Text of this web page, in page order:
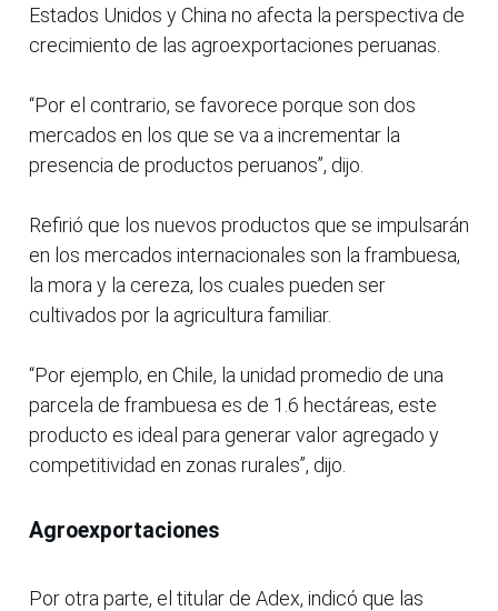
Estados Unidos y China no afecta la perspectiva de
crecimiento de las agroexportaciones peruanas.
“Por el contrario, se favorece porque son dos
mercados en los que se va a incrementar la
presencia de productos peruanos”, dijo.
Refirió que los nuevos productos que se impulsarán
en los mercados internacionales son la frambuesa,
la mora y la cereza, los cuales pueden ser
cultivados por la agricultura familiar.
“Por ejemplo, en Chile, la unidad promedio de una
parcela de frambuesa es de 1.6 hectáreas, este
producto es ideal para generar valor agregado y
competitividad en zonas rurales”, dijo.
Agroexportaciones
Por otra parte, el titular de Adex, indicó que las